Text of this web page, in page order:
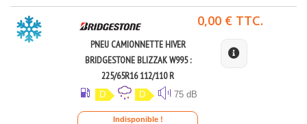
PNEU CAMIONNETTE HIVER
BRIDGESTONE BLIZZAK W995 :
225/65R16 112/110 R
D D 75 dB
Indisponible !
0,00 € TTC.